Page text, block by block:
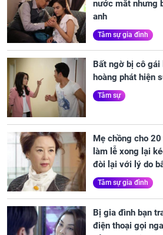
nước mắt nhưng
anh
Tâm sự gia đình
Bất ngờ bị cô
hoàng phát hiện
Tâm sự
Mẹ chồng cho
làm lễ xong lại
đòi lại với lý do
Tâm sự gia đình
Bị gia đình bạn
điện thoại gọi